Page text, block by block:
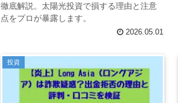
徹底解説。太陽光投資で損する理由と注意
点をプロが暴露します。
2026.05.01
投資